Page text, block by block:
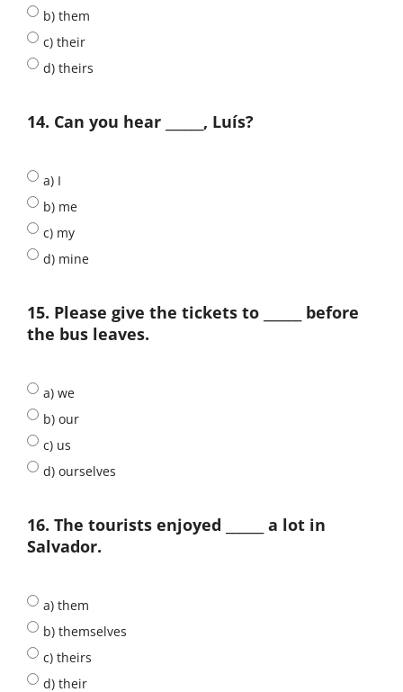
b) them
c) their
d) theirs
14. Can you hear ______, Luís?
a) I
b) me
c) my
d) mine
15. Please give the tickets to ______ before
the bus leaves.
a) we
b) our
c) us
d) ourselves
16. The tourists enjoyed ______ a lot in
Salvador.
a) them
b) themselves
c) theirs
d) their